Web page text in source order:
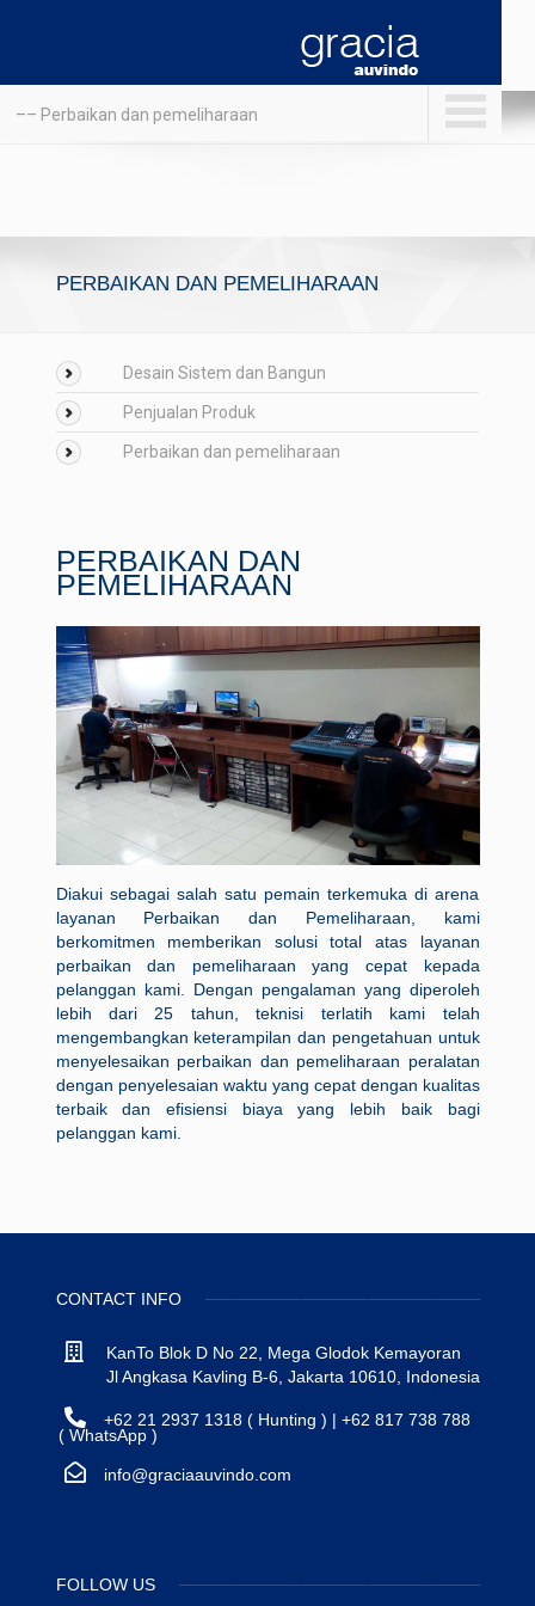
–– Perbaikan dan pemeliharaan
PERBAIKAN DAN PEMELIHARAAN
Desain Sistem dan Bangun
Penjualan Produk
Perbaikan dan pemeliharaan
PERBAIKAN DAN
PEMELIHARAAN
Diakui sebagai salah satu pemain terkemuka di arena
layanan Perbaikan dan Pemeliharaan, kami
berkomitmen memberikan solusi total atas layanan
perbaikan dan pemeliharaan yang cepat kepada
pelanggan kami. Dengan pengalaman yang diperoleh
lebih dari 25 tahun, teknisi terlatih kami telah
mengembangkan keterampilan dan pengetahuan untuk
menyelesaikan perbaikan dan pemeliharaan peralatan
dengan penyelesaian waktu yang cepat dengan kualitas
terbaik dan efisiensi biaya yang lebih baik bagi
pelanggan kami.
CONTACT INFO
KanTo Blok D No 22, Mega Glodok Kemayoran
Jl Angkasa Kavling B-6, Jakarta 10610, Indonesia
+62 21 2937 1318 ( Hunting ) | +62 817 738 788
( WhatsApp )
info@graciaauvindo.com
FOLLOW US